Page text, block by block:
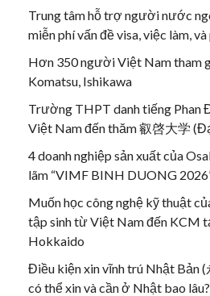
Trung tâm hỗ trợ người nước
miễn phí vấn đề visa, việc làm, và
Hơn 350 người Việt Nam tham
Komatsu, Ishikawa
Trường THPT danh tiếng Phan
Việt Nam đến thăm 叡啓大学
4 doanh nghiệp sản xuất của
lãm “VIMF BINH DUONG
Muốn học công nghệ kỹ thuật
tập sinh từ Việt Nam đến KCM
Hokkaido
Điều kiện xin vĩnh trú Nhật Bản
có thể xin và cần ở Nhật bao lâu?